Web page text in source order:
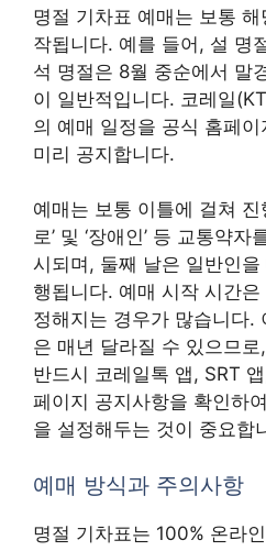
명절 기차표 예매는 보통
작됩니다. 예를 들어, 설 명
석 명절은 8월 중순에서 말
이 일반적입니다. 코레일
의 예매 일정을 공식 홈페
미리 공지합니다.
예매는 보통 이틀에 걸쳐 진
로’ 및 ‘장애인’ 등 교통약
시되며, 둘째 날은 일반인
행됩니다. 예매 시작 시간
정해지는 경우가 많습니다.
은 매년 달라질 수 있으므
반드시 코레일톡 앱, SRT
페이지 공지사항을 확인하
을 설정해두는 것이 중요합
예매 방식과 주의사항
명절 기차표는 100% 온라